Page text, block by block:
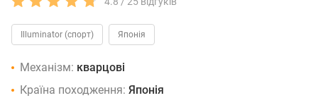
Illuminator (спорт) Японія
Механізм: кварцові
Країна походження: Японія